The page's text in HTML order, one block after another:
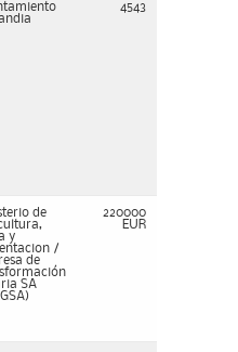
4543
de
y
/
de
SA
220000
EUR